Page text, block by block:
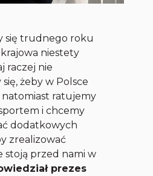
się trudnego roku
niestety
raczej nie
żeby w Polsce
natomiast ratujemy
i chcemy
dodatkowych
zrealizować
stoją przed nami w
prezes